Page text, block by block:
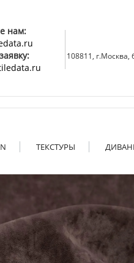
нам:
108811, г.Москва,
ТЕКСТУРЫ